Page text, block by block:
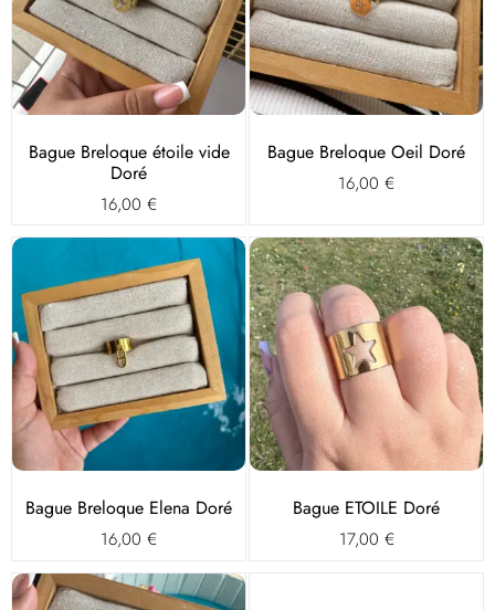
Bague Breloque étoile vide
Doré
16,00 €
Bague Breloque Oeil Doré
16,00 €
Bague Breloque Elena Doré
16,00 €
Bague ETOILE Doré
17,00 €